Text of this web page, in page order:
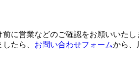
に営業などのご確認をお願いいたし
たら、 お問い合わせフォームから、